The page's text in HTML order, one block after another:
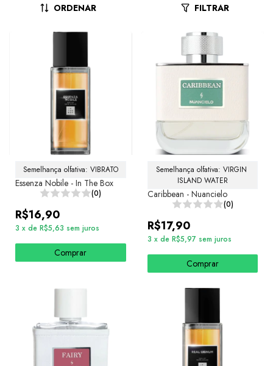
ORDENAR FILTRAR
Semelhança olfativa: VIBRATO
Essenza Nobile - In The Box
(0)
R$16,90
3 x de R$5,63 sem juros
Comprar
Semelhança olfativa: VIRGIN
ISLAND WATER
Caribbean - Nuancielo
(0)
R$17,90
3 x de R$5,97 sem juros
Comprar